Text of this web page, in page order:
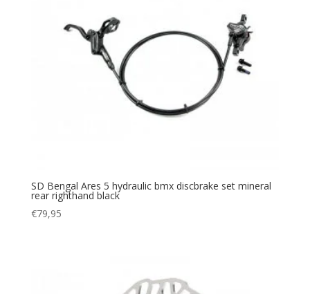
SD Bengal Ares 5 hydraulic bmx discbrake set mineral
rear righthand black
€79,95